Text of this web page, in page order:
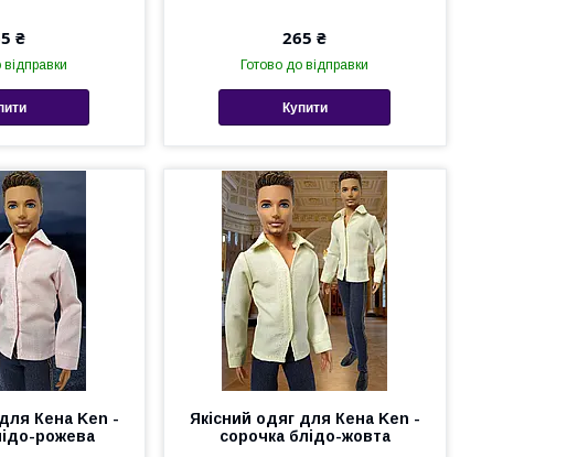
₴
відправки
265 ₴
Готово до відправки
Купити
Кена Ken -
рожева
Якісний одяг для Кена Ken -
сорочка блідо-жовта